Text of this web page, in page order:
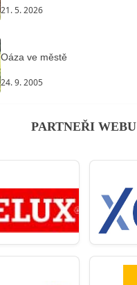
21. 5. 2026
Oáza ve městě
24. 9. 2005
PARTNEŘI WEBU